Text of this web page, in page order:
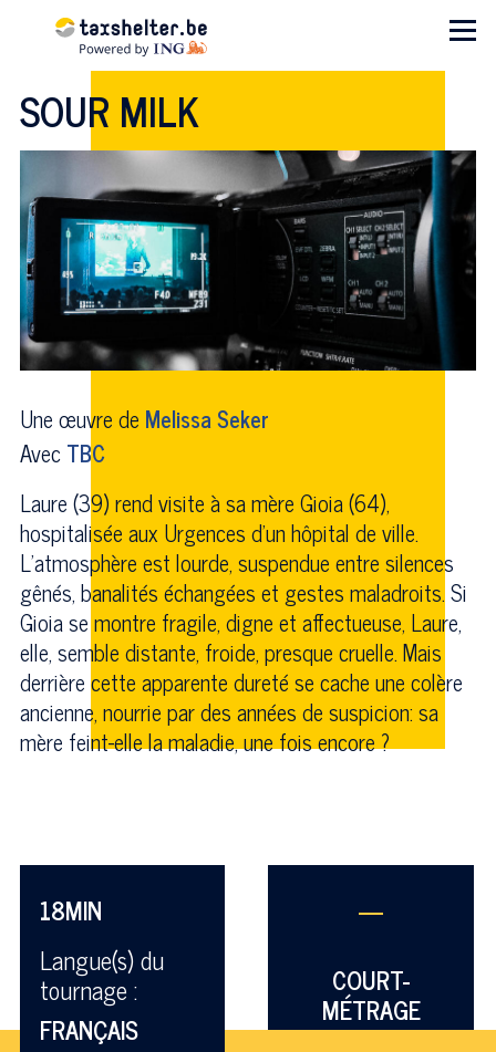
Aller au contenu principal
Menu
SOUR MILK
Une œuvre de Melissa Seker
AvecTBC
Laure (39) rend visite à sa mère Gioia (64),
hospitalisée aux Urgences d'un hôpital de ville.
L’atmosphère est lourde, suspendue entre silences
gênés, banalités échangées et gestes maladroits. Si
Gioia se montre fragile, digne et affectueuse, Laure,
elle, semble distante, froide, presque cruelle. Mais
derrière cette apparente dureté se cache une colère
ancienne, nourrie par des années de suspicion: sa
mère feint-elle la maladie, une fois encore ?
18MIN
Langue(s) du
tournage :
FRANÇAIS
—
COURT-
MÉTRAGE